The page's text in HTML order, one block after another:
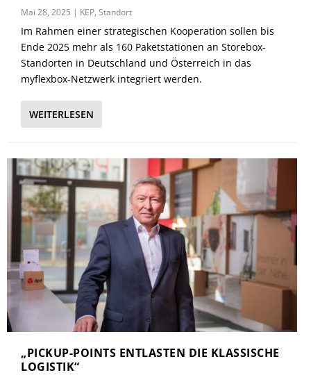
Mai 28, 2025 | KEP,Standort
Im Rahmen einer strategischen Kooperation sollen bis
Ende 2025 mehr als 160 Paketstationen an Storebox-
Standorten in Deutschland und Österreich in das
myflexbox-Netzwerk integriert werden.
WEITERLESEN
„PICKUP-POINTS ENTLASTEN DIE KLASSISCHE
LOGISTIK“